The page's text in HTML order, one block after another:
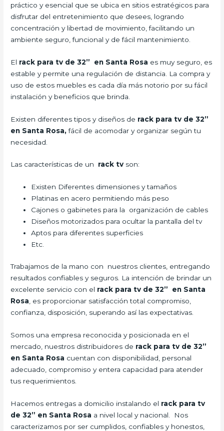
práctico y esencial que se ubica en sitios estratégicos para
disfrutar del entretenimiento que desees, logrando
concentración y libertad de movimiento, facilitando un
ambiente seguro, funcional y de fácil mantenimiento.
El rack para tv de 32” en Santa Rosa es muy seguro, es
estable y permite una regulación de distancia. La compra y
uso de estos muebles es cada día más notorio por su fácil
instalación y beneficios que brinda.
Existen diferentes tipos y diseños de rack para tv de 32”
en Santa Rosa,fácil de acomodar y organizar según tu
necesidad.
Las características de un rack tv son:
Existen Diferentes dimensiones y tamaños
Platinas en acero permitiendo más peso
Cajones o gabinetes para la organización de cables
Diseños motorizados para ocultar la pantalla del tv
Aptos para diferentes superficies
Etc.
Trabajamos de la mano con nuestros clientes, entregando
resultados confiables y seguros. La intención de brindar un
excelente servicio con el rack para tv de 32” en Santa
Rosa , es proporcionar satisfacción total compromiso,
confianza, disposición, superando así las expectativas.
Somos una empresa reconocida y posicionada en el
mercado, nuestros distribuidores de rack para tv de 32”
en Santa Rosa cuentan con disponibilidad, personal
adecuado, compromiso y entera capacidad para atender
tus requerimientos.
Hacemos entregas a domicilio instalando el rack para tv
de 32” en Santa Rosa a nivel local y nacional. Nos
caracterizamos por ser cumplidos, confiables y honestos,